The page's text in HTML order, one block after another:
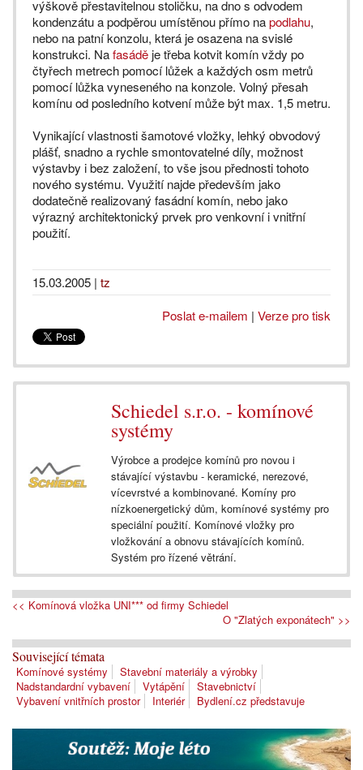
výškově přestavitelnou stoličku, na dno s odvodem
kondenzátu a podpěrou umístěnou přímo napodlahu,
nebo na patní konzolu, která je osazena na svislé
konstrukci. Nafasádě je třeba kotvit komín vždy po
čtyřech metrech pomocí lůžek a každých osm metrů
pomocí lůžka vyneseného na konzole. Volný přesah
komínu od posledního kotvení může být max. 1,5 metru.
Vynikající vlastnosti šamotové vložky, lehký obvodový
plášť, snadno a rychle smontovatelné díly, možnost
výstavby i bez založení, to vše jsou přednosti tohoto
nového systému. Využití najde především jako
dodatečně realizovaný fasádní komín, nebo jako
výrazný architektonický prvek pro venkovní i vnitřní
použití.
15.03.2005 | tz
Poslat e-mailem | Verze pro tisk
Schiedel s.r.o. - komínové
systémy
Výrobce a prodejce komínů pro novou i
stávající výstavbu - keramické, nerezové,
vícevrstvé a kombinované. Komíny pro
nízkoenergetický dům, komínové systémy pro
speciální použití. Komínové vložky pro
vložkování a obnovu stávajících komínů.
Systém pro řízené větrání.
<< Komínová vložka UNI*** od firmy Schiedel
O "Zlatých exponátech" >>
Související témata
Komínové systémy
Stavební materiály a výrobky
Nadstandardní vybavení
Vytápění
Stavebnictví
Vybavení vnitřních prostor
Interiér Bydlení.cz představuje